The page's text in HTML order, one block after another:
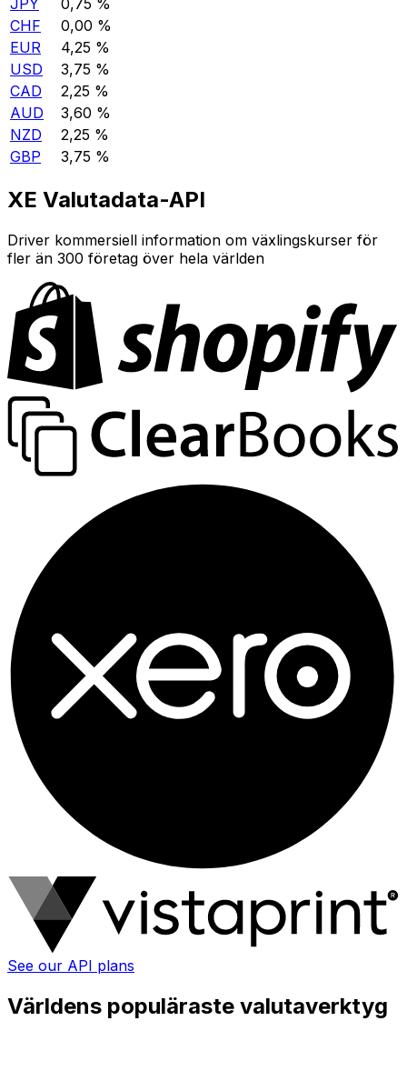
CHF
0,00 %
EUR
4,25 %
USD
3,75 %
CAD
2,25 %
AUD
3,60 %
NZD
2,25 %
GBP
3,75 %
XE Valutadata-API
Driver kommersiell information om växlingskurser för
fler än 300 företag över hela världen
See our API plans
Världens populäraste valutaverktyg